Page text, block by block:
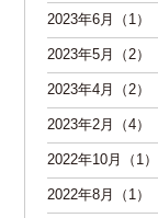
2023年6月（1）
2023年5月（2）
2023年4月（2）
2023年2月（4）
2022年10月（1）
2022年8月（1）